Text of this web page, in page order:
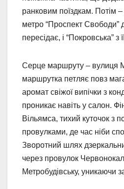
ранковим поїздкам. Потім –
метро “Проспект Свободи”
пересідає, і “Покровська” з
Серце маршруту – вулиця
маршрутка петляє повз
аромат свіжої випічки з
проникає навіть у салон.
Вільямса, тихий куточок з
провулками, де час ніби
Зворотний шлях
через провулок
Метробудівську, уникаючи